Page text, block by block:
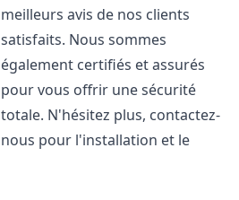
meilleurs avis de nos clients
satisfaits. Nous sommes
également certifiés et assurés
pour vous offrir une sécurité
totale. N'hésitez plus, contactez-
nous pour l'installation et le